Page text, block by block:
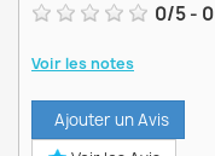
0/5- 0
Voir les notes
Ajouter un Avis